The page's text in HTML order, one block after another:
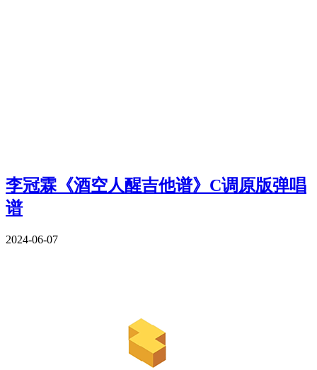
李冠霖《酒空人醒吉他谱》C调原版弹唱
谱
2024-06-07